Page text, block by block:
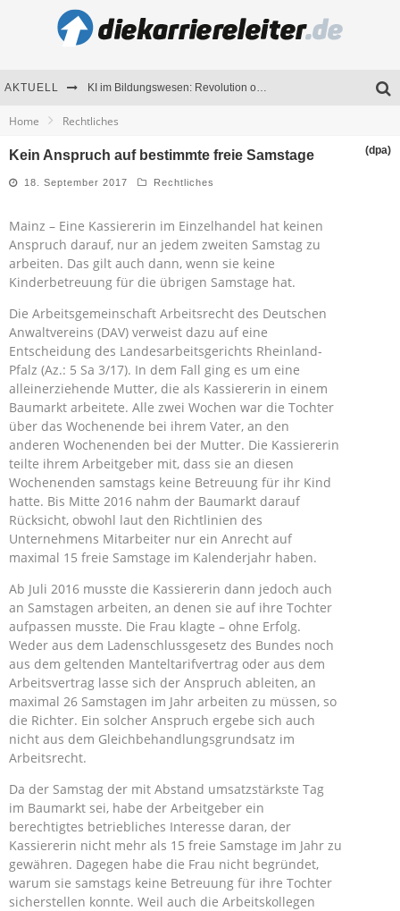
AKTUELL KI im Bildungswesen: Revolution oder Risiko für Schulen und Universitäten?
Seminare als Motivationsmotor – Wie Weiterbildung Mitarbeiter nachhaltig begeistert
Home Rechtliches
Kein Anspruch auf bestimmte freie Samstage (dpa)
18. September 2017 Rechtliches
Mainz – Eine Kassiererin im Einzelhandel hat keinen
Anspruch darauf, nur an jedem zweiten Samstag zu
arbeiten. Das gilt auch dann, wenn sie keine
Kinderbetreuung für die übrigen Samstage hat.
Die Arbeitsgemeinschaft Arbeitsrecht des Deutschen
Anwaltvereins (DAV) verweist dazu auf eine
Entscheidung des Landesarbeitsgerichts Rheinland-
Pfalz (Az.: 5 Sa 3/17). In dem Fall ging es um eine
alleinerziehende Mutter, die als Kassiererin in einem
Baumarkt arbeitete. Alle zwei Wochen war die Tochter
über das Wochenende bei ihrem Vater, an den
anderen Wochenenden bei der Mutter. Die Kassiererin
teilte ihrem Arbeitgeber mit, dass sie an diesen
Wochenenden samstags keine Betreuung für ihr Kind
hatte. Bis Mitte 2016 nahm der Baumarkt darauf
Rücksicht, obwohl laut den Richtlinien des
Unternehmens Mitarbeiter nur ein Anrecht auf
maximal 15 freie Samstage im Kalenderjahr haben.
Ab Juli 2016 musste die Kassiererin dann jedoch auch
an Samstagen arbeiten, an denen sie auf ihre Tochter
aufpassen musste. Die Frau klagte – ohne Erfolg.
Weder aus dem Ladenschlussgesetz des Bundes noch
aus dem geltenden Manteltarifvertrag oder aus dem
Arbeitsvertrag lasse sich der Anspruch ableiten, an
maximal 26 Samstagen im Jahr arbeiten zu müssen, so
die Richter. Ein solcher Anspruch ergebe sich auch
nicht aus dem Gleichbehandlungsgrundsatz im
Arbeitsrecht.
Da der Samstag der mit Abstand umsatzstärkste Tag
im Baumarkt sei, habe der Arbeitgeber ein
berechtigtes betriebliches Interesse daran, der
Kassiererin nicht mehr als 15 freie Samstage im Jahr zu
gewähren. Dagegen habe die Frau nicht begründet,
warum sie samstags keine Betreuung für ihre Tochter
sicherstellen konnte. Weil auch die Arbeitskollegen